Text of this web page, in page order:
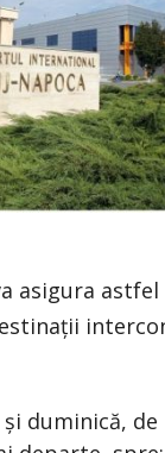
asigura
duminică, de